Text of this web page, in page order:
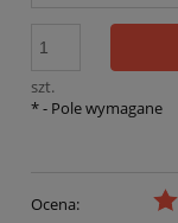
szt.
*- Pole wymagane
Ocena: